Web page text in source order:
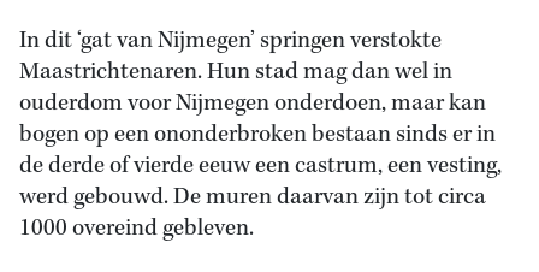
In dit ‘gat van Nijmegen’ springen verstokte
Maastrichtenaren. Hun stad mag dan wel in
ouderdom voor Nijmegen onderdoen, maar kan
bogen op een ononderbroken bestaan sinds er in
de derde of vierde eeuw een castrum, een vesting,
werd gebouwd. De muren daarvan zijn tot circa
1000 overeind gebleven.